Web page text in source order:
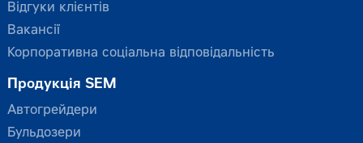
Відгуки клієнтів
Вакансії
Корпоративна соціальна відповідальність
Продукція SEM
Автогрейдери
Бульдозери